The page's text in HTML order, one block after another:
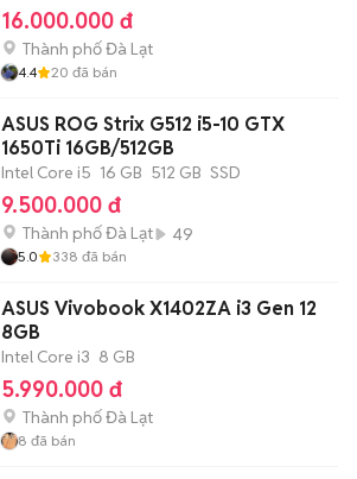
16.000.000 đ
Thành phố Đà Lạt
4.4 20 đã bán
ASUS ROG Strix G512 i5-10 GTX
1650Ti 16GB/512GB
Intel Core i5 16 GB 512 GB SSD
9.500.000 đ
Thành phố Đà Lạt 49
5.0 338 đã bán
ASUS Vivobook X1402ZA i3 Gen 12
8GB
Intel Core i3 8 GB
5.990.000 đ
Thành phố Đà Lạt
8 đã bán